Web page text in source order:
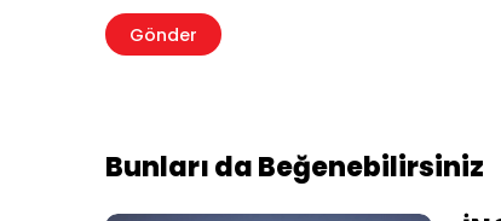
Bunları da Beğenebilirsiniz